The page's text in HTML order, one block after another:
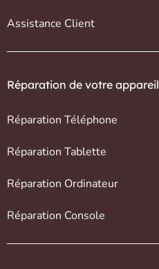
Assistance Client
Réparation de votre appareil
Réparation Téléphone
Réparation Tablette
Réparation Ordinateur
Réparation Console